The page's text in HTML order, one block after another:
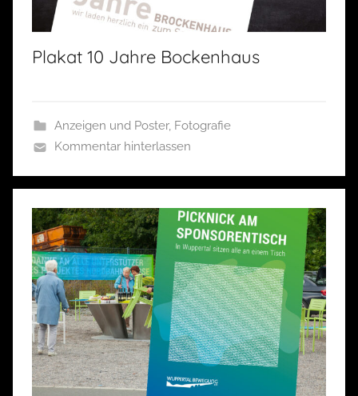
Plakat 10 Jahre Bockenhaus
Anzeigen und Poster, Fotografie
Kommentar hinterlassen